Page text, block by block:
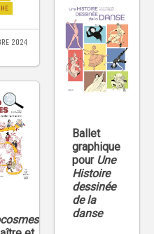
2024
Ballet
graphique
pour Une
Histoire
dessinée
de la
danse